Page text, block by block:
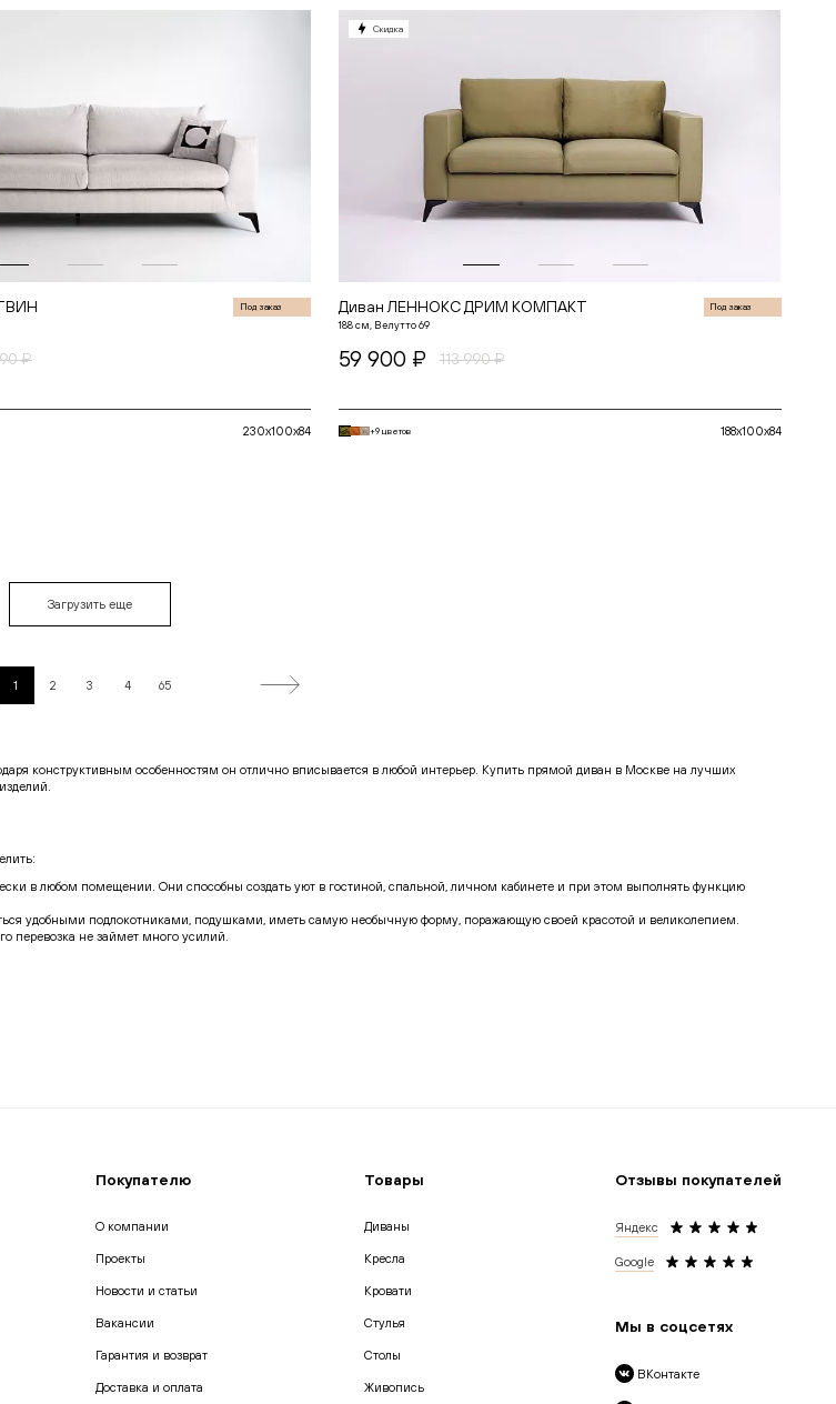
Под заказ
₽
230x100x84
Скидка
Диван ЛЕННОКС ДРИМ КОМПАКТ Под заказ
188 см, Велутто 69
59 900 ₽ 113 990 ₽
+9 цветов 188x100x84
Загрузить еще
1 2 3 4 65
конструктивным особенностям он отлично вписывается в любой интерьер. Купить прямой диван в Москве на лучших
в любом помещении. Они способны создать уют в гостиной, спальной, личном кабинете и при этом выполнять функцию
удобными подлокотниками, подушками, иметь самую необычную форму, поражающую своей красотой и великолепием.
перевозка не займет много усилий.
Покупателю
О компании
Проекты
Новости и статьи
Вакансии
Гарантия и возврат
Доставка и оплата
Товары
Диваны
Кресла
Кровати
Cтулья
Столы
Живопись
Отзывы покупателей
Яндекс
Google
Мы в соцсетях
ВКонтакте